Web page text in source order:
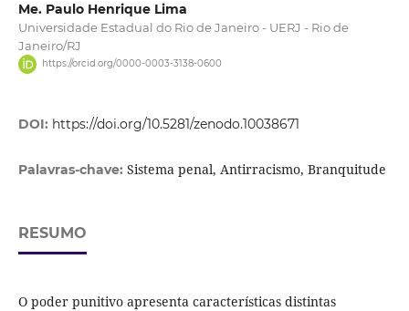
Me. Paulo Henrique Lima
Universidade Estadual do Rio de Janeiro - UERJ - Rio de
Janeiro/RJ
https://orcid.org/0000-0003-3138-0600
DOI: https://doi.org/10.5281/zenodo.10038671
Palavras-chave: Sistema penal, Antirracismo, Branquitude
RESUMO
O poder punitivo apresenta características distintas